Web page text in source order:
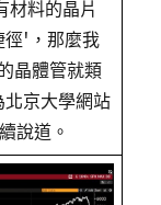
材料的晶片
徑'，那麼我
晶體管就類
京大學網站
說道。